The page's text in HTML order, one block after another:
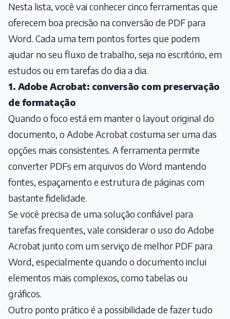
Nesta lista, você vai conhecer cinco ferramentas que
oferecem boa precisão na conversão de PDF para
Word. Cada uma tem pontos fortes que podem
ajudar no seu fluxo de trabalho, seja no escritório, em
estudos ou em tarefas do dia a dia.
1. Adobe Acrobat: conversão com preservação
de formatação
Quando o foco está em manter o layout original do
documento, o Adobe Acrobat costuma ser uma das
opções mais consistentes. A ferramenta permite
converter PDFs em arquivos do Word mantendo
fontes, espaçamento e estrutura de páginas com
bastante fidelidade.
Se você precisa de uma solução confiável para
tarefas frequentes, vale considerar o uso do Adobe
Acrobat junto com um serviço de melhor PDF para
Word, especialmente quando o documento inclui
elementos mais complexos, como tabelas ou
gráficos.
Outro ponto prático é a possibilidade de fazer tudo